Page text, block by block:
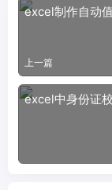
excel制作自动
上一篇
excel中身份证